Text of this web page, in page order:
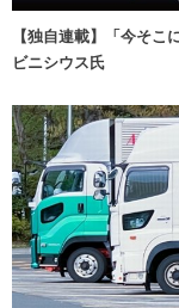
【独自連載】「今そ
ビニシウス氏